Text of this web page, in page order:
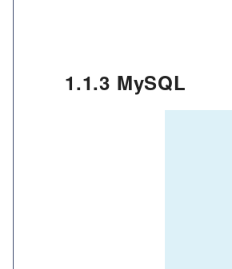
1.1.3 MySQL